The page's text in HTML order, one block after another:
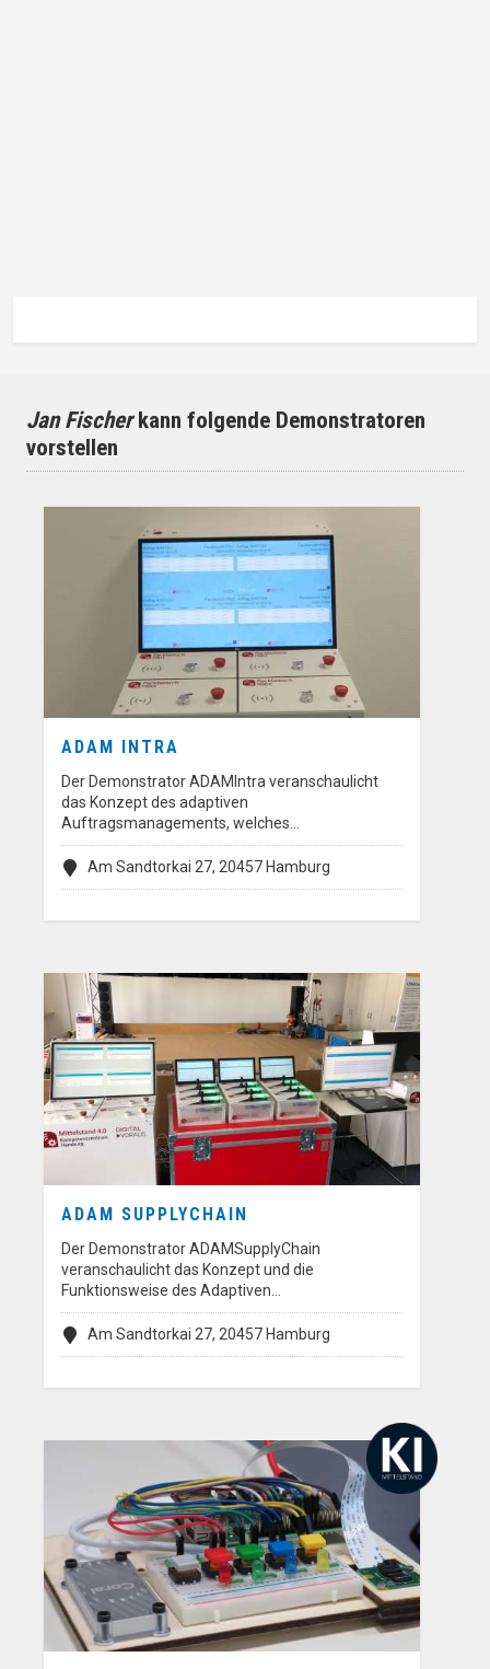
Jan Fischerkann folgende Demonstratoren
vorstellen
ADAM INTRA
Der Demonstrator ADAMIntra veranschaulicht
das Konzept des adaptiven
Auftragsmanagements, welches…
Am Sandtorkai 27, 20457 Hamburg
ADAM SUPPLYCHAIN
Der Demonstrator ADAMSupplyChain
veranschaulicht das Konzept und die
Funktionsweise des Adaptiven…
Am Sandtorkai 27, 20457 Hamburg